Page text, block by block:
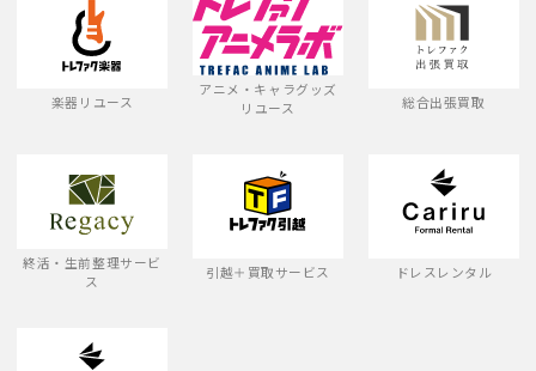
楽器リユース
アニメ・キャラグッズ
リユース
総合出張買取
終活・生前整理サービ
ス
引越＋買取サービス ドレスレンタル